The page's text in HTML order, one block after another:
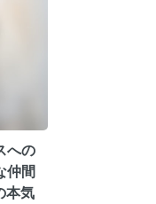
への
仲間
本気